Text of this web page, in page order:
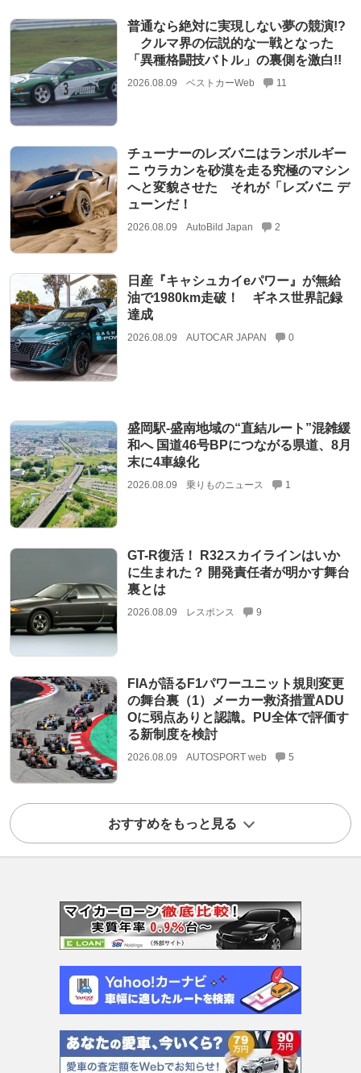
普通なら絶対に実現しない夢の競演!?
クルマ界の伝説的な一戦となった
「異種格闘技バトル」の裏側を激白!!
2026.08.09 ベストカーWeb 11
チューナーのレズバニはランボルギー
ニ ウラカンを砂漠を走る究極のマシン
へと変貌させた それが「レズバニ デ
ューンだ！
2026.08.09 AutoBild Japan 2
日産『キャシュカイeパワー』が無給
油で1980km走破！ ギネス世界記録
達成
2026.08.09 AUTOCAR JAPAN 0
盛岡駅‐盛南地域の“直結ルート”混雑緩
和へ 国道46号BPにつながる県道、8月
末に4車線化
2026.08.09 乗りものニュース 1
GT-R復活！ R32スカイラインはいか
に生まれた？ 開発責任者が明かす舞台
裏とは
2026.08.09 レスポンス 9
FIAが語るF1パワーユニット規則変更
の舞台裏（1）メーカー救済措置ADU
Oに弱点ありと認識。PU全体で評価す
る新制度を検討
2026.08.09 AUTOSPORT web 5
おすすめをもっと見る